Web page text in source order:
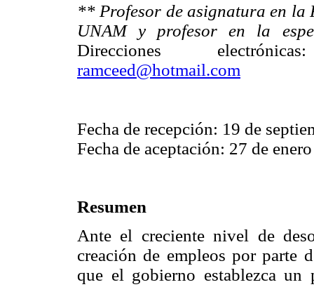
** Profesor de asignatura en
UNAM y profesor en la
Direcciones
ramceed@hotmail.com
Fecha de recepción: 19 de
Fecha de aceptación: 27 de
Resumen
Ante el creciente nivel de
creación de empleos por parte
que el gobierno establezca un